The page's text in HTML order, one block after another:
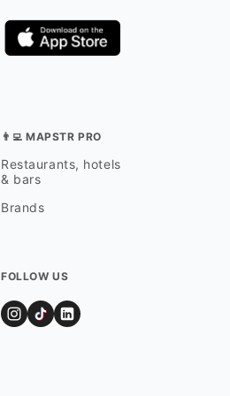
👨‍💻 MAPSTR PRO
Restaurants, hotels
& bars
Brands
FOLLOW US